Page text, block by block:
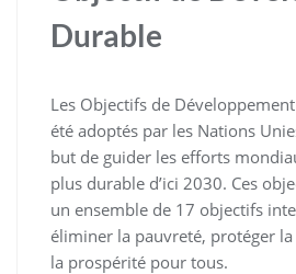
Durable
Les Objectifs de
été adoptés par les Nations
but de guider les efforts
plus durable d’ici 2030. Ces
un ensemble de 17 objectifs
éliminer la pauvreté, protéger
la prospérité pour tous.